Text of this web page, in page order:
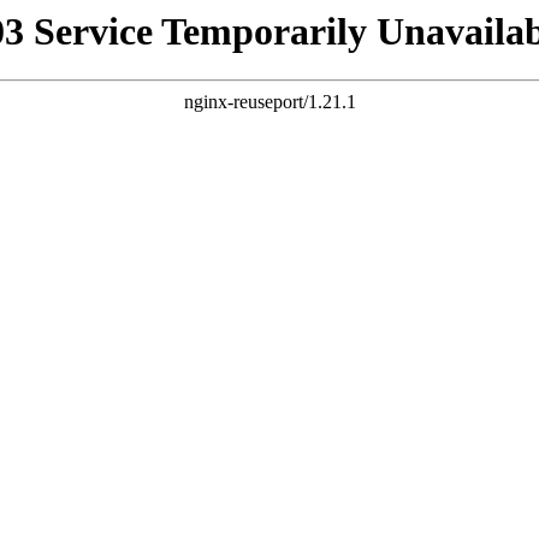
Service Temporarily
nginx-reuseport/1.21.1